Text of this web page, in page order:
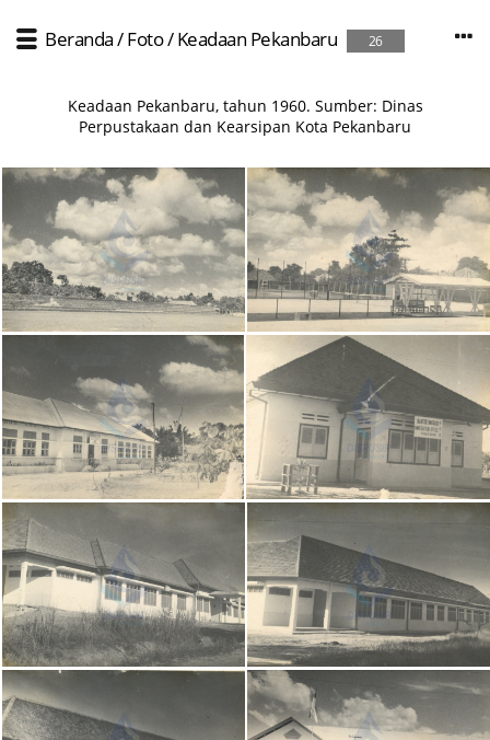
Beranda/Foto/Keadaan Pekanbaru 26
Keadaan Pekanbaru, tahun 1960. Sumber: Dinas
Perpustakaan dan Kearsipan Kota Pekanbaru